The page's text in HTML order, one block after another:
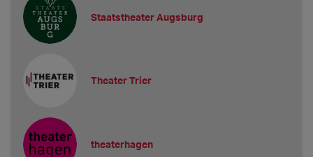
Staatstheater Augsburg
Theater Trier
theaterhagen